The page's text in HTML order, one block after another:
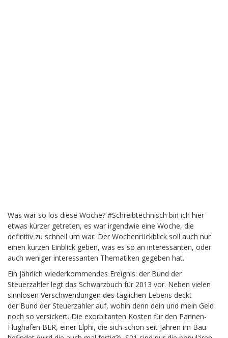
Was war so los diese Woche? #Schreibtechnisch bin ich hier
etwas kürzer getreten, es war irgendwie eine Woche, die
definitiv zu schnell um war. Der Wochenrückblick soll auch nur
einen kurzen Einblick geben, was es so an interessanten, oder
auch weniger interessanten Thematiken gegeben hat.
Ein jährlich wiederkommendes Ereignis: der Bund der
Steuerzahler legt das Schwarzbuch für 2013 vor. Neben vielen
sinnlosen Verschwendungen des täglichen Lebens deckt
der Bund der Steuerzahler auf, wohin denn dein und mein Geld
noch so versickert. Die exorbitanten Kosten für den Pannen-
Flughafen BER, einer Elphi, die sich schon seit Jahren im Bau